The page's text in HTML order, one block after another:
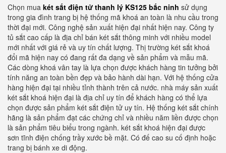
Chọn mua két sắt điện tử thanh lý KS125 bắc ninh sử dụng
trong gia đình trang bị hệ thống mã khoá an toàn là nhu cầu trong
thời đại mới. Công nghệ sản xuất hiện đại nhất hiện nay. Công ty
tủ sắt cao cấp là địa chỉ bán két sắt thông minh với nhiều model
mới nhất với giá rẻ và uy tín chất lượng. Thị trường két sắt khoá
đổi mã hiện nay có đang rất đa dạng về sản phẩm và mẫu mã.
Các dòng khoá vân tay là lựa chọn được khách hàng tin tưởng bởi
tính năng an toàn bền đẹp và bảo hành dài hạn. Với hệ thống cửa
hàng hiện đại tại nhiều tỉnh thành trên cả nước. nhà máy sản xuất
két sắt khoá hiện đại là địa chỉ uy tín để khách hàng có thể lựa
chọn được sản phẩm két sắt điện tử uy tín. Hệ thống két sắt chính
hãng là sản phẩm đạt các chứng chỉ và nhiều năm liền được chọn
là sản phẩm tiêu biểu trong ngành. két sắt khoá hiện đại được
sơn tĩnh điện chống trầy xước bề mặt. Có đế cao su cố định hoặc
trang bị bánh xe di động.